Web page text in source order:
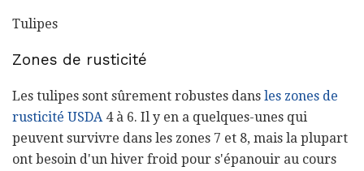
Tulipes
Zones de rusticité
Les tulipes sont sûrement robustes dans les zones de
rusticité USDA4 à 6. Il y en a quelques-unes qui
peuvent survivre dans les zones 7 et 8, mais la plupart
ont besoin d'un hiver froid pour s'épanouir au cours